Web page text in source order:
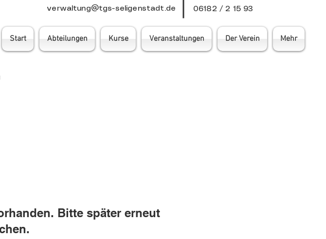
verwaltung@tgs-seligenstadt.de 06182 / 2 15 93
Start Abteilungen Kurse Veranstaltungen Der Verein Mehr
Bitte später erneut